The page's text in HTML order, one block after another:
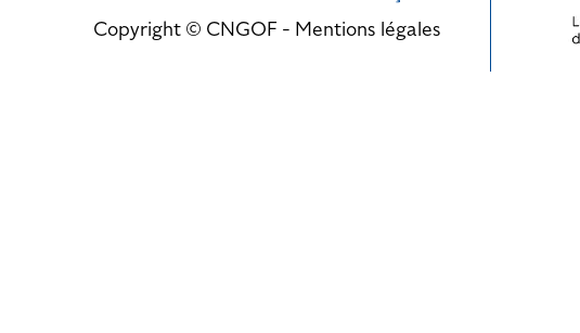
Copyright © CNGOF - Mentions légales